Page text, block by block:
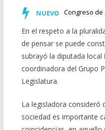
NUEVO
En el respeto a la
de pensar se puede
subrayó la diputada local
coordinadora del Grupo
Legislatura.
La legisladora consideró
sociedad es importante